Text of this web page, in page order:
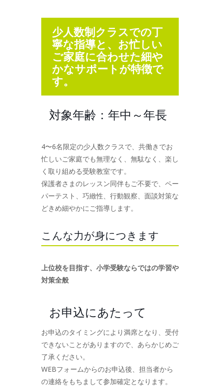
少人数制クラスでの丁
寧な指導と、お忙しい
ご家庭に合わせた細や
かなサポートが特徴で
す。
対象年齢：年中～年長
4〜6名限定の少人数クラスで、共働きでお
忙しいご家庭でも無理なく、無駄なく、楽し
く取り組める受験教室です。
保護者さまのレッスン同伴もご不要で、ペー
パーテスト、巧緻性、行動観察、面談対策な
どきめ細やかにご指導します。
こんな力が身につきます
上位校を目指す、小学受験ならではの学習や
対策全般
お申込にあたって
お申込のタイミングにより満席となり、受付
できないことがありますので、あらかじめご
了承ください。
WEBフォームからのお申込後、担当者から
の連絡をもちまして参加確定となります。